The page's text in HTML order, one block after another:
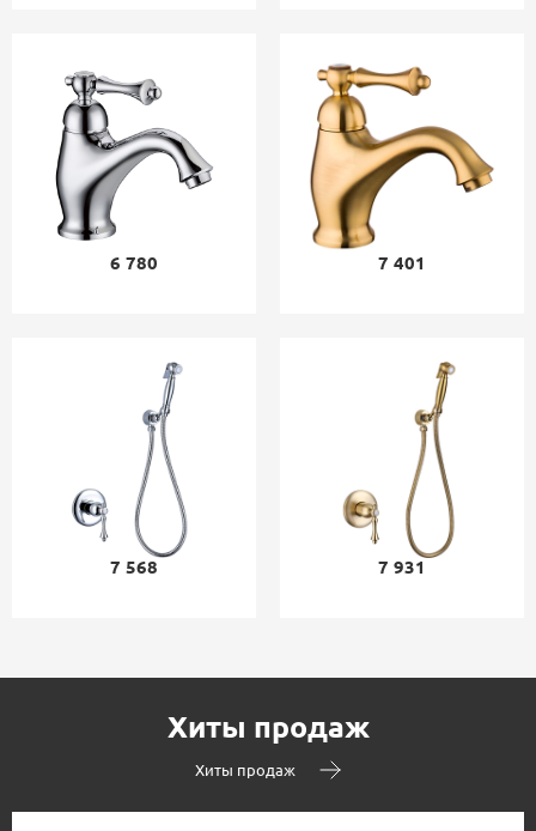
6 780 7 401
7 568 7 931
Хиты продаж
Хиты продаж